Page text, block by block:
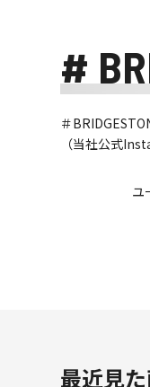
#
＃
（当社公式
ユ
最近見